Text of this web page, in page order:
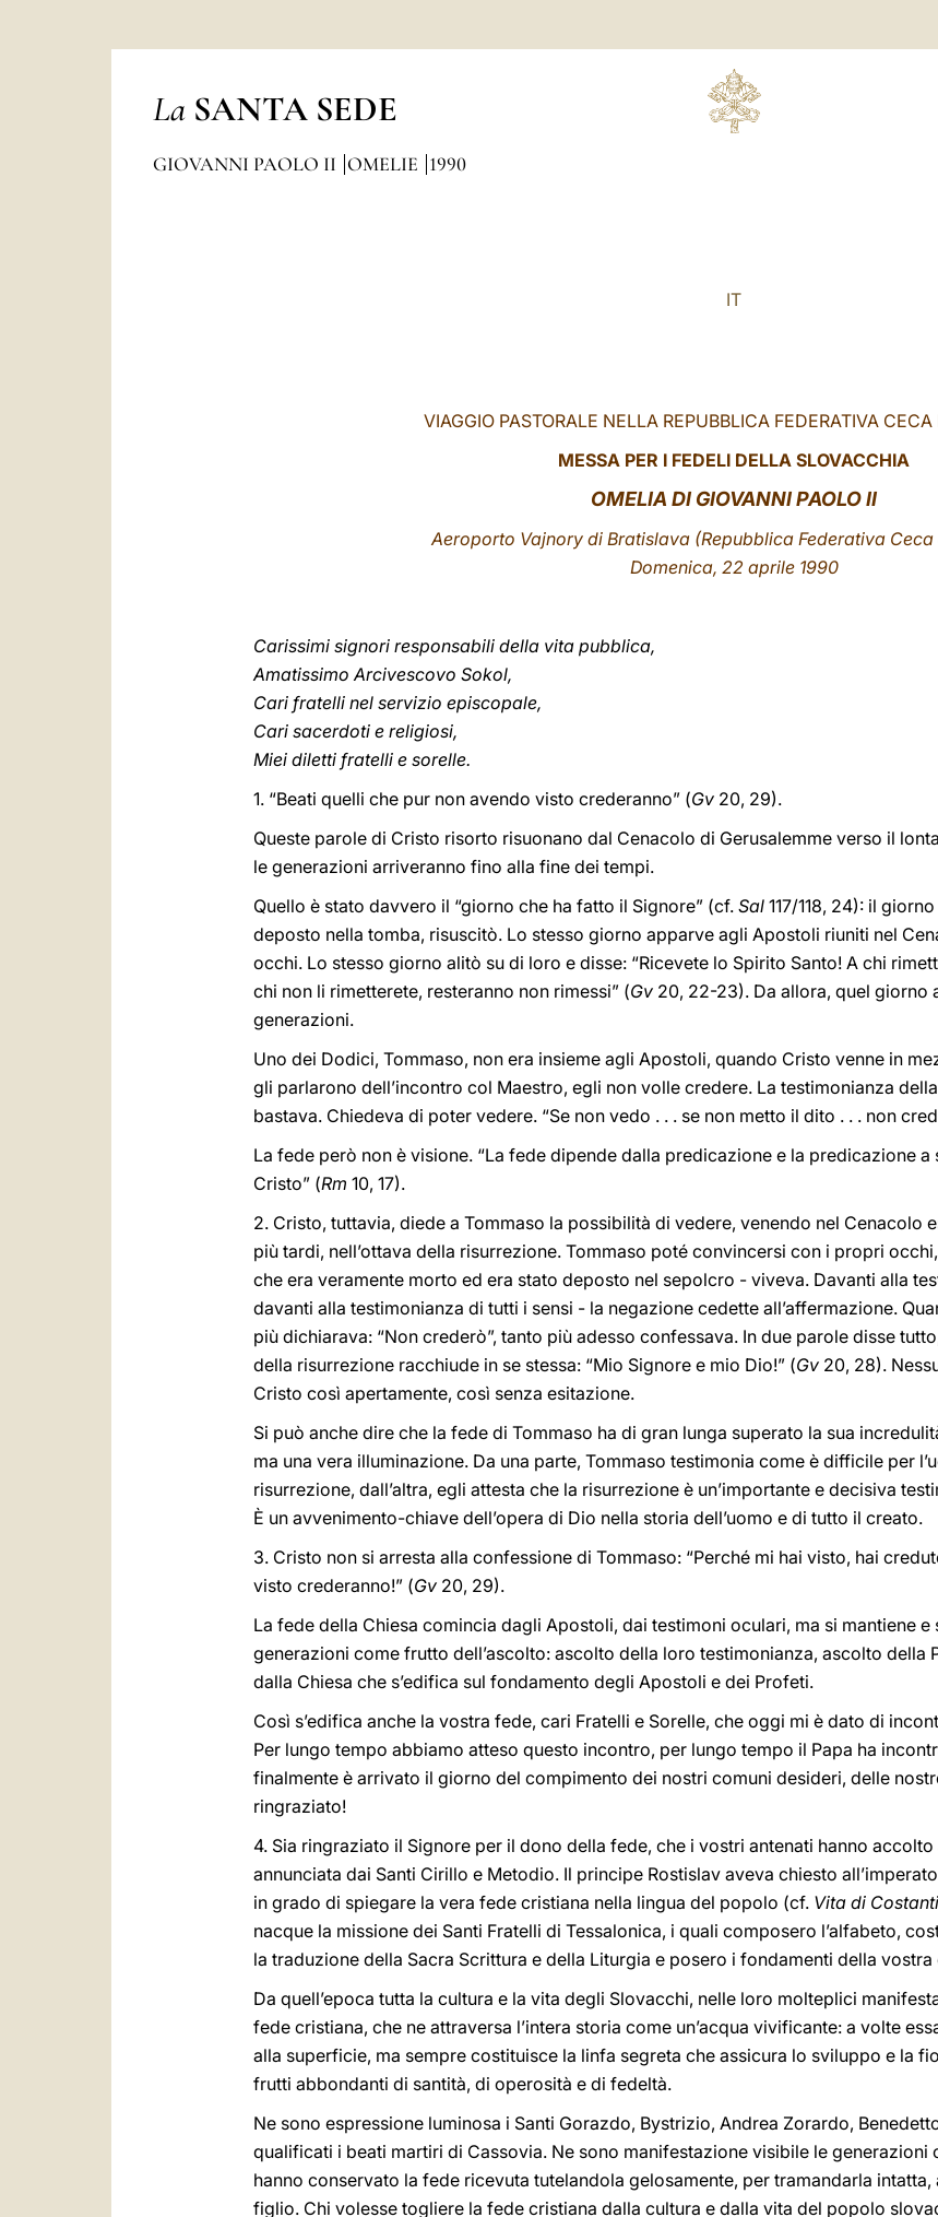
La SANTA SEDE
GIOVANNI PAOLO II OMELIE 1990
IT
VIAGGIO PASTORALE NELLA REPUBBLICA FEDERATIVA
MESSA PER I FEDELI DELLA SLOVACCHIA
OMELIA DI GIOVANNI PAOLO II
Aeroporto Vajnory di Bratislava (Repubblica Federativa
Domenica, 22 aprile 1990
Carissimi signori responsabili della vita pubblica,
Amatissimo Arcivescovo Sokol,
Cari fratelli nel servizio episcopale,
Cari sacerdoti e religiosi,
Miei diletti fratelli e sorelle.
1. “Beati quelli che pur non avendo visto crederanno” (Gv 20, 29).
Queste parole di Cristo risorto risuonano dal Cenacolo di Gerusalemme verso il
le generazioni arriveranno fino alla fine dei tempi.
Quello è stato davvero il “giorno che ha fatto il Signore” (cf. Sal 117/118, 24): il
deposto nella tomba, risuscitò. Lo stesso giorno apparve agli Apostoli riuniti nel
occhi. Lo stesso giorno alitò su di loro e disse: “Ricevete lo Spirito Santo! A chi
chi non li rimetterete, resteranno non rimessi” (Gv 20, 22-23). Da allora, quel giorno
generazioni.
Uno dei Dodici, Tommaso, non era insieme agli Apostoli, quando Cristo venne in
gli parlarono dell’incontro col Maestro, egli non volle credere. La testimonianza
bastava. Chiedeva di poter vedere. “Se non vedo . . . se non metto il dito . . . non
La fede però non è visione. “La fede dipende dalla predicazione e la predicazione
Cristo” (Rm 10, 17).
2. Cristo, tuttavia, diede a Tommaso la possibilità di vedere, venendo nel Cenacolo
più tardi, nell’ottava della risurrezione. Tommaso poté convincersi con i propri
che era veramente morto ed era stato deposto nel sepolcro - viveva. Davanti alla
davanti alla testimonianza di tutti i sensi - la negazione cedette all’affermazione.
più dichiarava: “Non crederò”, tanto più adesso confessava. In due parole disse
della risurrezione racchiude in se stessa: “Mio Signore e mio Dio!” (Gv 20, 28).
Cristo così apertamente, così senza esitazione.
Si può anche dire che la fede di Tommaso ha di gran lunga superato la sua
ma una vera illuminazione. Da una parte, Tommaso testimonia come è difficile per
risurrezione, dall’altra, egli attesta che la risurrezione è un’importante e decisiva
È un avvenimento-chiave dell’opera di Dio nella storia dell’uomo e di tutto il creato.
3. Cristo non si arresta alla confessione di Tommaso: “Perché mi hai visto, hai
visto crederanno!” (Gv 20, 29).
La fede della Chiesa comincia dagli Apostoli, dai testimoni oculari, ma si mantiene
generazioni come frutto dell’ascolto: ascolto della loro testimonianza, ascolto della
dalla Chiesa che s’edifica sul fondamento degli Apostoli e dei Profeti.
Così s’edifica anche la vostra fede, cari Fratelli e Sorelle, che oggi mi è dato di
Per lungo tempo abbiamo atteso questo incontro, per lungo tempo il Papa ha
finalmente è arrivato il giorno del compimento dei nostri comuni desideri, delle
ringraziato!
4. Sia ringraziato il Signore per il dono della fede, che i vostri antenati hanno
annunciata dai Santi Cirillo e Metodio. Il principe Rostislav aveva chiesto
in grado di spiegare la vera fede cristiana nella lingua del popolo (cf. Vita di
nacque la missione dei Santi Fratelli di Tessalonica, i quali composero l’alfabeto,
la traduzione della Sacra Scrittura e della Liturgia e posero i fondamenti della vostra
Da quell’epoca tutta la cultura e la vita degli Slovacchi, nelle loro molteplici
fede cristiana, che ne attraversa l’intera storia come un’acqua vivificante: a volte
alla superficie, ma sempre costituisce la linfa segreta che assicura lo sviluppo e la
frutti abbondanti di santità, di operosità e di fedeltà.
Ne sono espressione luminosa i Santi Gorazdo, Bystrizio, Andrea Zorardo,
qualificati i beati martiri di Cassovia. Ne sono manifestazione visibile le generazioni
hanno conservato la fede ricevuta tutelandola gelosamente, per tramandarla
figlio. Chi volesse togliere la fede cristiana dalla cultura e dalla vita del popolo